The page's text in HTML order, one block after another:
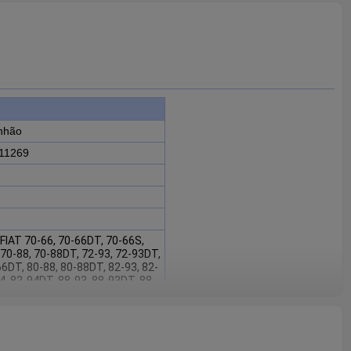
70-66, 70-66DT, 70-66S,
88, 70-88DT, 72-93, 72-93DT,
80-88, 80-88DT, 82-93, 82-
82-94DT, 88-93, 88-93DT, 88-